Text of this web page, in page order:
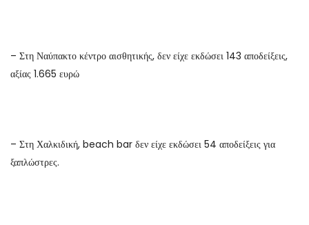
– Στη Ναύπακτο κέντρο αισθητικής, δεν είχε εκδώσει 143 αποδείξεις,
αξίας 1.665 ευρώ
– Στη Χαλκιδική, beach bar δεν είχε εκδώσει 54 αποδείξεις για
ξαπλώστρες.